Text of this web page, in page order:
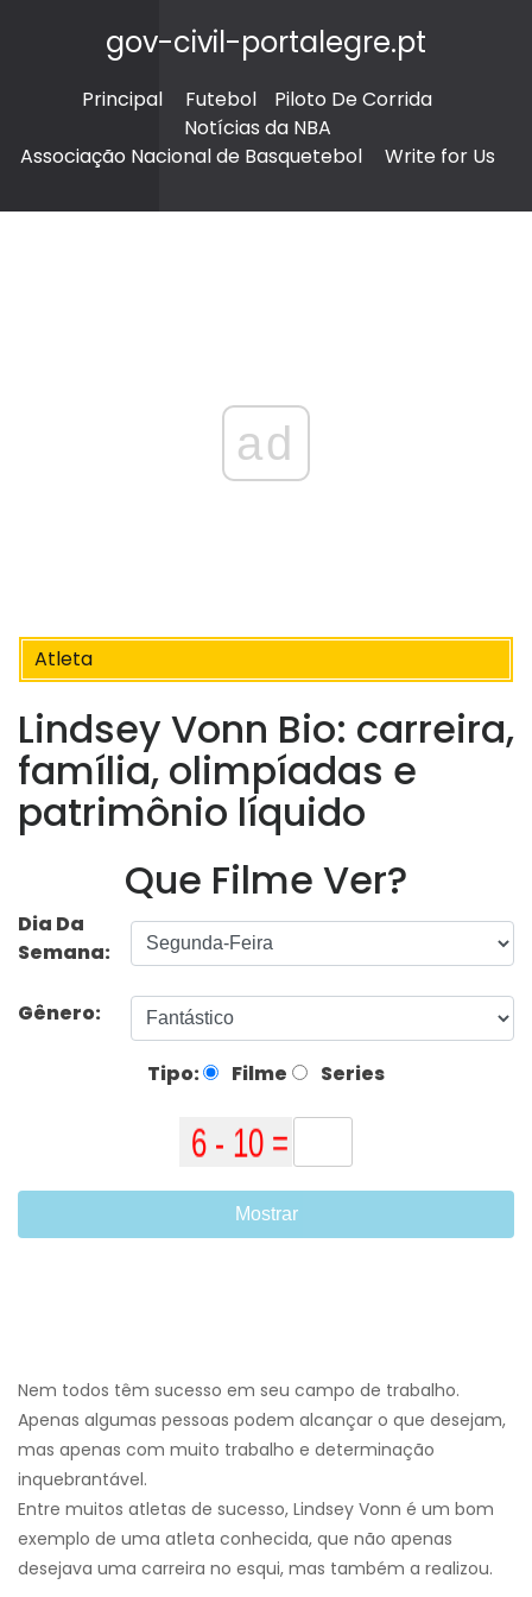
gov-civil-portalegre.pt
Principal Futebol
Piloto De Corrida
Notícias da NBA
Associação Nacional de Basquetebol
Write for Us
ad
Atleta
Lindsey Vonn Bio: carreira,
família, olimpíadas e
patrimônio líquido
Que Filme Ver?
Dia Da
Semana:
Gênero:
Tipo: Filme Series
Mostrar
Nem todos têm sucesso em seu campo de trabalho.
Apenas algumas pessoas podem alcançar o que desejam,
mas apenas com muito trabalho e determinação
inquebrantável.
Entre muitos atletas de sucesso, Lindsey Vonn é um bom
exemplo de uma atleta conhecida, que não apenas
desejava uma carreira no esqui, mas também a realizou.